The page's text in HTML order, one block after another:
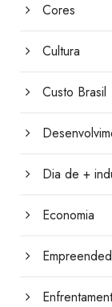
Cores
Cultura
Custo Brasil
Dia de +
Economia